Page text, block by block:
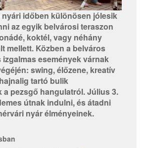
időben különösen jólesik
az egyik belvárosi teraszon
koktél, vagy néhány
mellett. Közben a belváros
események várnak
swing, élőzene, kreatív
tartó bulik
pezsgő hangulatról. Július 3.
útnak indulni, és átadni
nyár élményeinek.